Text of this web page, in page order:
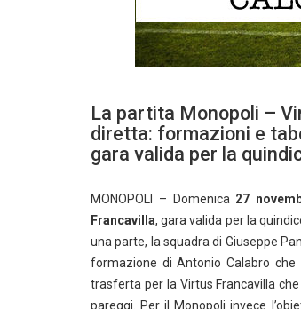
La partita Monopoli –
diretta: formazioni e
gara valida per la
MONOPOLI – Domenica 27
Francavilla, gara valida per la
una parte, la squadra di Giuseppe
formazione di Antonio Calabro
trasferta per la Virtus Francavilla
pareggi. Per il Monopoli invece